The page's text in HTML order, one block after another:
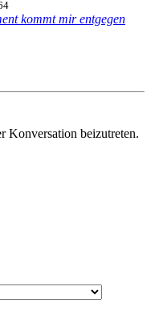
kommt mir entgegen
Konversation beizutreten.